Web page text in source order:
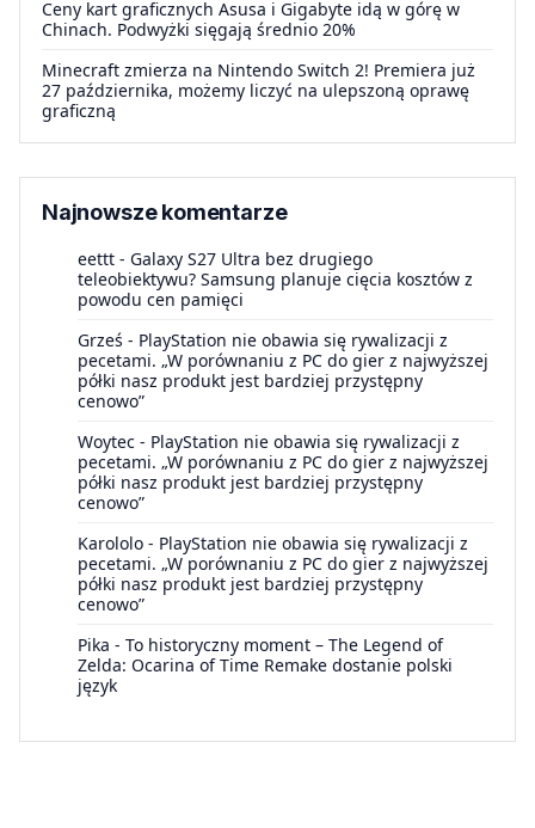
Ceny kart graficznych Asusa i Gigabyte idą w górę w
Chinach. Podwyżki sięgają średnio 20%
Minecraft zmierza na Nintendo Switch 2! Premiera już
27 października, możemy liczyć na ulepszoną oprawę
graficzną
Najnowsze komentarze
eettt - Galaxy S27 Ultra bez drugiego
teleobiektywu? Samsung planuje cięcia kosztów z
powodu cen pamięci
Grześ - PlayStation nie obawia się rywalizacji z
pecetami. „W porównaniu z PC do gier z najwyższej
półki nasz produkt jest bardziej przystępny
cenowo”
Woytec - PlayStation nie obawia się rywalizacji z
pecetami. „W porównaniu z PC do gier z najwyższej
półki nasz produkt jest bardziej przystępny
cenowo”
Karololo - PlayStation nie obawia się rywalizacji z
pecetami. „W porównaniu z PC do gier z najwyższej
półki nasz produkt jest bardziej przystępny
cenowo”
Pika - To historyczny moment – The Legend of
Zelda: Ocarina of Time Remake dostanie polski
język